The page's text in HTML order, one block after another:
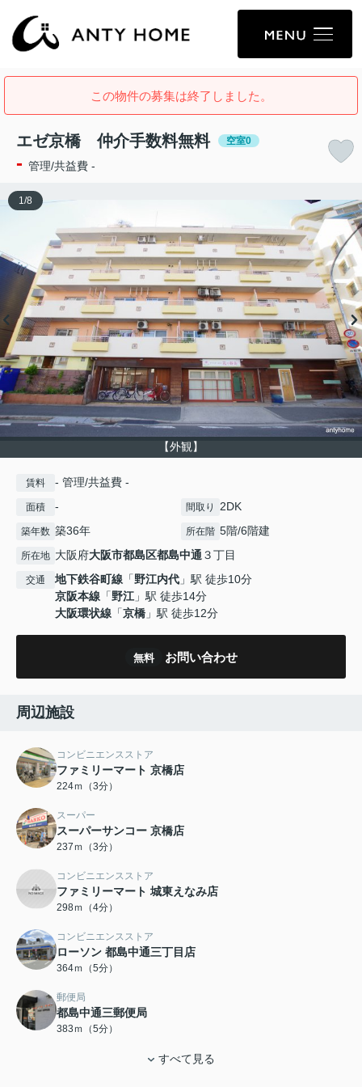
この物件の募集は終了しました。
エゼ京橋 仲介手数料無料 空室0
- 管理/共益費 -
【外観】
1 /8
賃料 - 管理/共益費 -
面積 - 間取り 2DK
築年数 築36年 所在階 5階/6階建
所在地 大阪府大阪市都島区都島中通 ３丁目
交通 地下鉄谷町線 「野江内代 」駅 徒歩10分
京阪本線 「野江 」駅 徒歩14分
大阪環状線 「京橋 」駅 徒歩12分
無料 お問い合わせ
周辺施設
コンビニエンスストア
ファミリーマート 京橋店
224ｍ（3分）
スーパー
スーパーサンコー 京橋店
237ｍ（3分）
コンビニエンスストア
ファミリーマート 城東えなみ店
298ｍ（4分）
コンビニエンスストア
ローソン 都島中通三丁目店
364ｍ（5分）
郵便局
都島中通三郵便局
383ｍ（5分）
すべて見る